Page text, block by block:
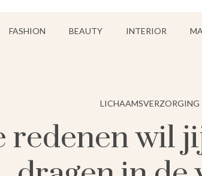
FASHION BEAUTY INTERIOR
LICHAAMSVERZORGING
redenen wil